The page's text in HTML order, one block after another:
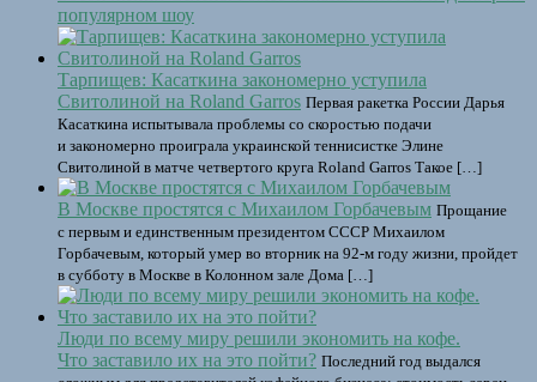
популярном шоу
Тарпищев: Касаткина закономерно уступила
Свитолиной на Roland Garros Первая ракетка России Дарья
Касаткина испытывала проблемы со скоростью подачи
и закономерно проиграла украинской теннисистке Элине
Свитолиной в матче четвертого круга Roland Garros Такое […]
В Москве простятся с Михаилом Горбачевым Прощание
с первым и единственным президентом СССР Михаилом
Горбачевым, который умер во вторник на 92-м году жизни, пройдет
в субботу в Москве в Колонном зале Дома […]
Люди по всему миру решили экономить на кофе.
Что заставило их на это пойти? Последний год выдался